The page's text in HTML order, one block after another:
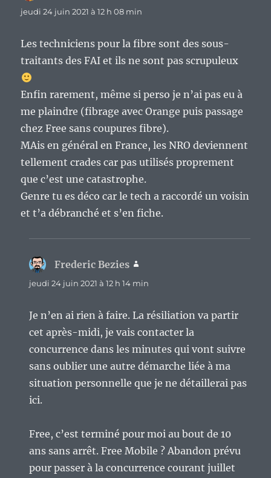
jeudi 24 juin 2021 à 12 h 08 min
Les techniciens pour la fibre sont des sous-
traitants des FAI et ils ne sont pas scrupuleux
Enfin rarement, même si perso je n’ai pas eu à
me plaindre (fibrage avec Orange puis passage
chez Free sans coupures fibre).
MAis en général en France, les NRO deviennent
tellement crades car pas utilisés proprement
que c’est une catastrophe.
Genre tu es déco car le tech a raccordé un voisin
et t’a débranché et s’en fiche.
Frederic Bezies
jeudi 24 juin 2021 à 12 h 14 min
Je n’en ai rien à faire. La résiliation va partir
cet après-midi, je vais contacter la
concurrence dans les minutes qui vont suivre
sans oublier une autre démarche liée à ma
situation personnelle que je ne détaillerai pas
ici.
Free, c’est terminé pour moi au bout de 10
ans sans arrêt. Free Mobile ? Abandon prévu
pour passer à la concurrence courant juillet